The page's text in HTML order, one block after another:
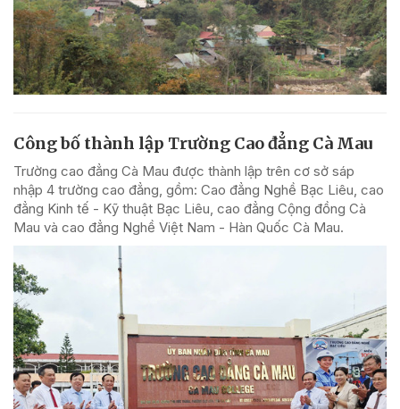
Công bố thành lập Trường Cao đẳng Cà Mau
Trường cao đẳng Cà Mau được thành lập trên cơ sở sáp
nhập 4 trường cao đẳng, gồm: Cao đẳng Nghề Bạc Liêu, cao
đẳng Kinh tế - Kỹ thuật Bạc Liêu, cao đẳng Cộng đồng Cà
Mau và cao đẳng Nghề Việt Nam - Hàn Quốc Cà Mau.